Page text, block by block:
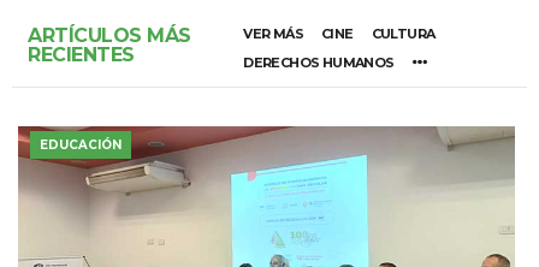
ARTÍCULOS MÁS
RECIENTES
VER MÁS CINE
CULTURA
DERECHOS HUMANOS
EDUCACIÓN